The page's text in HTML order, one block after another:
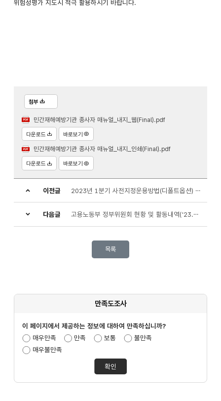
위험성평가 지도시 적극 활용하시기 바랍니다.
첨부
민간재해예방기관 종사자 매뉴얼_내지_웹(Final).pdf
다운로드 바로보기
민간재해예방기관 종사자 매뉴얼_내지_인쇄(Final).pdf
다운로드 바로보기
이전글 2023년 1분기 사전지정운용방법(디폴트옵션) 주요 현황 공시
다음글 고용노동부 정부위원회 현황 및 활동내역('23.5월)
목록
만족도조사
이 페이지에서 제공하는 정보에 대하여 만족하십니까?
만족도조사선택
매우만족 만족 보통
불만족
매우불만족